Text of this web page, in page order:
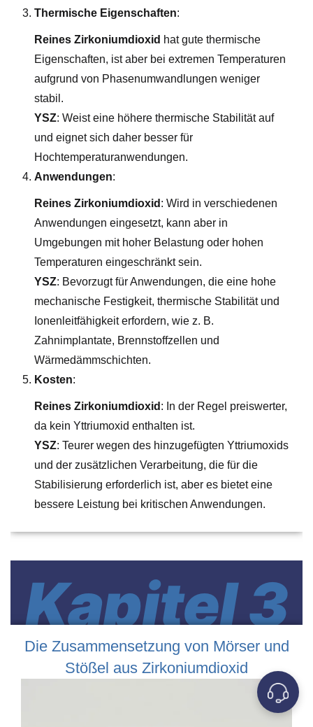
Thermische Eigenschaften:
Reines Zirkoniumdioxid hat gute thermische
Eigenschaften, ist aber bei extremen Temperaturen
aufgrund von Phasenumwandlungen weniger
stabil.
YSZ: Weist eine höhere thermische Stabilität auf
und eignet sich daher besser für
Hochtemperaturanwendungen.
Anwendungen:
Reines Zirkoniumdioxid : Wird in verschiedenen
Anwendungen eingesetzt, kann aber in
Umgebungen mit hoher Belastung oder hohen
Temperaturen eingeschränkt sein.
YSZ: Bevorzugt für Anwendungen, die eine hohe
mechanische Festigkeit, thermische Stabilität und
Ionenleitfähigkeit erfordern, wie z. B.
Zahnimplantate, Brennstoffzellen und
Wärmedämmschichten.
Kosten:
Reines Zirkoniumdioxid : In der Regel preiswerter,
da kein Yttriumoxid enthalten ist.
YSZ: Teurer wegen des hinzugefügten Yttriumoxids
und der zusätzlichen Verarbeitung, die für die
Stabilisierung erforderlich ist, aber es bietet eine
bessere Leistung bei kritischen Anwendungen.
Kapitel 3
Die Zusammensetzung von Mörser und
Stößel aus Zirkoniumdioxid